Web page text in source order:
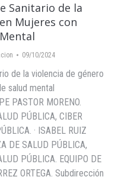
Sanitario de la
Mujeres con
09/10/2024
de la violencia de género
salud mental
PASTOR MORENO.
PÚBLICA, CIBER
· ISABEL RUIZ
DE SALUD PÚBLICA,
PÚBLICA. EQUIPO DE
ORTEGA. Subdirección